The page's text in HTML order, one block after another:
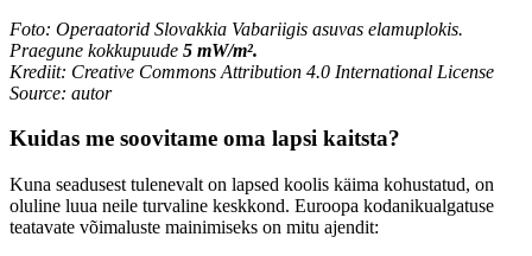
Foto: Operaatorid Slovakkia Vabariigis asuvas elamuplokis.
Praegune kokkupuude 5 mW/m².
Krediit: Creative Commons Attribution 4.0 International License
Source: autor
Kuidas me soovitame oma lapsi kaitsta?
Kuna seadusest tulenevalt on lapsed koolis käima kohustatud, on
oluline luua neile turvaline keskkond. Euroopa kodanikualgatuse
teatavate võimaluste mainimiseks on mitu ajendit: